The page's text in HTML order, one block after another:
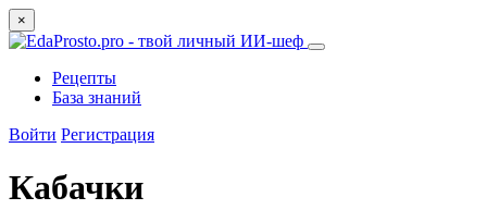
×
Рецепты
База знаний
Войти Регистрация
Кабачки